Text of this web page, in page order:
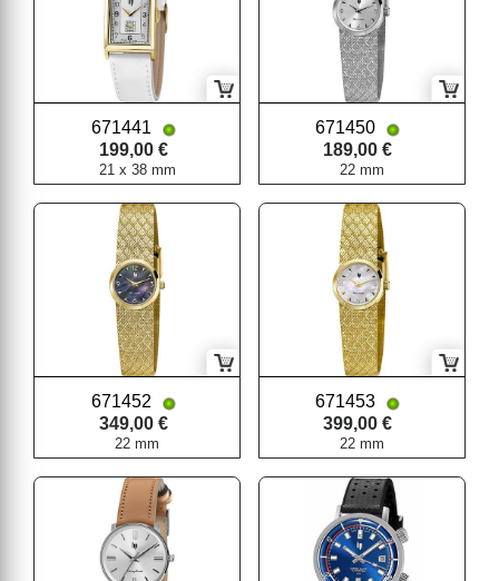
671441
199,00 €
21 x 38 mm
671450
189,00 €
22 mm
671452
349,00 €
22 mm
671453
399,00 €
22 mm